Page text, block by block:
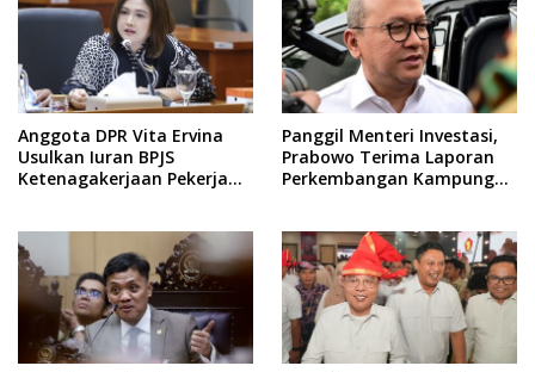
Anggota DPR Vita Ervina
Usulkan Iuran BPJS
Ketenagakerjaan Pekerja
Panggil Menteri Investasi,
Prabowo Terima Laporan
Perkembangan Kampung